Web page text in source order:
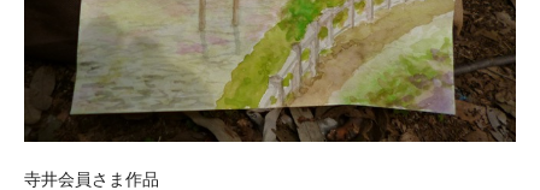
寺井会員さま作品